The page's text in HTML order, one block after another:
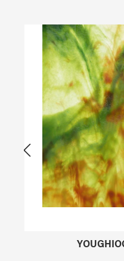
Produktgalerie